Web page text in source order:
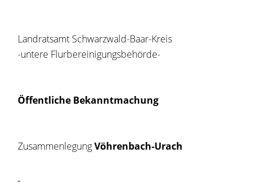
Landratsamt Schwarzwald-Baar-Kreis
-untere Flurbereinigungsbehörde-
Öffentliche Bekanntmachung
ZusammenlegungVöhrenbach-Urach